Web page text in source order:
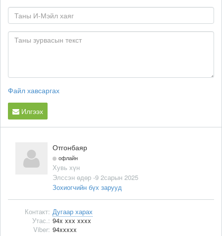
Файл хавсаргах
Илгээх
Отгонбаяр
офлайн
Хувь хүн
Элссэн өдөр -9 2сарын 2025
Зохиогчийн бүх зарууд
Контакт: Дугаар харах
Утас.: 94x xxx xxxx
Viber: 94xxxxx